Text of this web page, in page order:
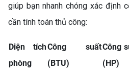
giúp bạn nhanh chóng xác định
cần tính toán thủ công:
Diện tích
phòng
Công suất
(BTU)
Công
(HP)